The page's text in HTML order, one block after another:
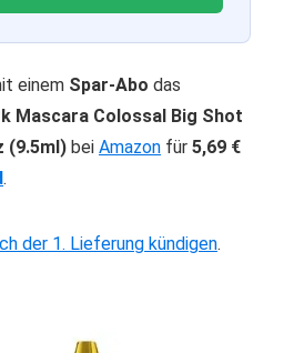
einem Spar-Abo das
Mascara Colossal Big Shot
(9.5ml) bei Amazon für 5,69 €
.
der 1. Lieferung kündigen.